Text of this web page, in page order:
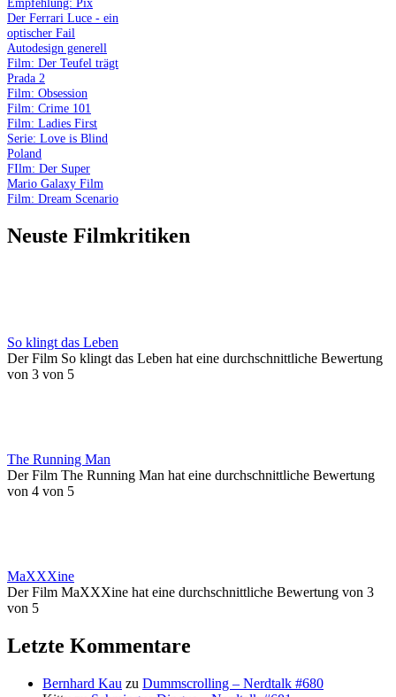
Der Ferrari Luce - ein
optischer Fail
Autodesign generell
Film: Der Teufel trägt
Prada 2
Film: Obsession
Film: Crime 101
Film: Ladies First
Serie: Love is Blind
Poland
FIlm: Der Super
Mario Galaxy Film
Film: Dream Scenario
Neuste Filmkritiken
So klingt das Leben
Der Film So klingt das Leben hat eine durchschnittliche Bewertung
von 3 von 5
The Running Man
Der Film The Running Man hat eine durchschnittliche Bewertung
von 4 von 5
MaXXXine
Der Film MaXXXine hat eine durchschnittliche Bewertung von 3
von 5
Letzte Kommentare
Bernhard Kau zu Dummscrolling – Nerdtalk #680